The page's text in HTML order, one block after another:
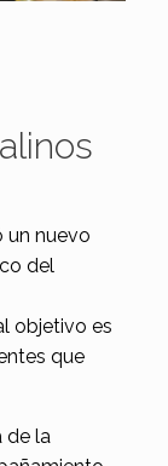
un nuevo
del
objetivo es
que
de la